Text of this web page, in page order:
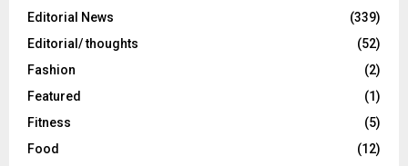
Editorial News
(339)
Editorial/ thoughts
(52)
Fashion
(2)
Featured
(1)
Fitness
(5)
Food
(12)